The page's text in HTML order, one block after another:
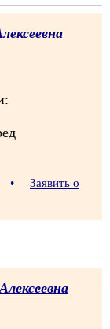
•
Заявить о